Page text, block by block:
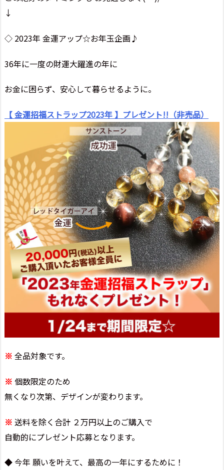
↓
◇ 2023年 金運アップ☆お年玉企画♪
36年に一度の財運大躍進の年に
お金に困らず、安心して暮らせるように。
【 金運招福ストラップ2023年 】プレゼント!!（非売品）
※ 全品対象です。
※ 個数限定のため
無くなり次第、デザインが変わります。
※ 送料を除く合計 ２万円以上のご購入で
自動的にプレゼント応募となります。
◆ 今年 願いを叶えて、最高の一年にするために！